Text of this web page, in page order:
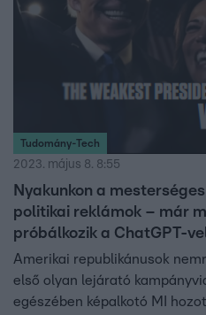
Tudomány-Tech
2023. május 8. 8:55
Nyakunkon a
politikai reklámok – már
próbálkozik a ChatGPT-
Amerikai republikánusok
első olyan lejárató
egészében képalkotó MI